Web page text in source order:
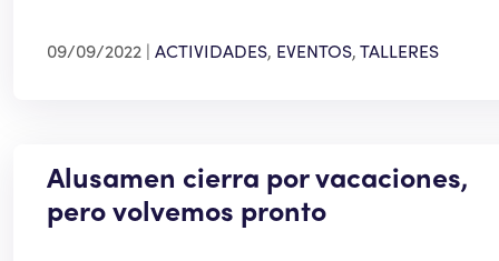
09/09/2022 ACTIVIDADES, EVENTOS,TALLERES
Alusamen cierra por vacaciones,
pero volvemos pronto